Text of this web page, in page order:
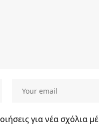
για νέα σχόλια